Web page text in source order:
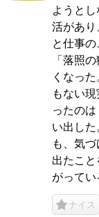
ようと
活があり
と仕事
「落照
くなっ
もない
ったの
い出し
も、気
出たこ
がってい
ナイス